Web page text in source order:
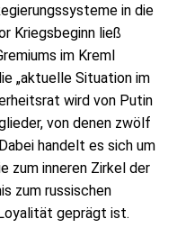
in die
Kriegsbeginn ließ
im Kreml
„aktuelle Situation im
wird von Putin
von denen zwölf
handelt es sich um
zum inneren Zirkel der
zum russischen
geprägt ist.